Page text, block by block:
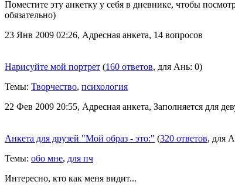
Поместите эту анкетку у себя в дневнике, чтобы
обязательно)
23 Янв 2009 02:26, Адресная анкета, 14 вопросов
Нарисуйте мой портрет (160 ответов, для Ань: 0)
Темы: Творчество, психология
22 Фев 2009 20:55, Адресная анкета, Заполняется для
Анкета для друзей "Мой образ - это:" (320 ответов, для
Темы: обо мне, для пч
Интересно, кто как меня видит...